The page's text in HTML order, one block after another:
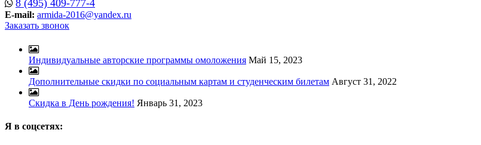
8 (495) 409-777-4
E-mail: armida-2016@yandex.ru
Заказать звонок
Индивидуальные авторские программы омоложения Май 15, 2023
Дополнительные скидки по социальным картам и студенческим билетам Август 31, 2022
Скидка в День рождения! Январь 31, 2023
Я в соцсетях: